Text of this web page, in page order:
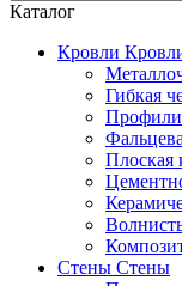
Каталог
Кровли
Гибкая
Плоская
Стены Стены